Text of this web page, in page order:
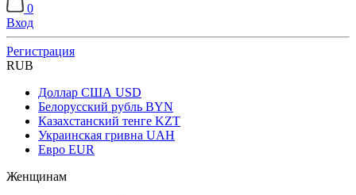
0
Вход
Регистрация
RUB
Доллар США USD
Белорусский рубль BYN
Казахстанский тенге KZT
Украинская гривна UAH
Евро EUR
Женщинам